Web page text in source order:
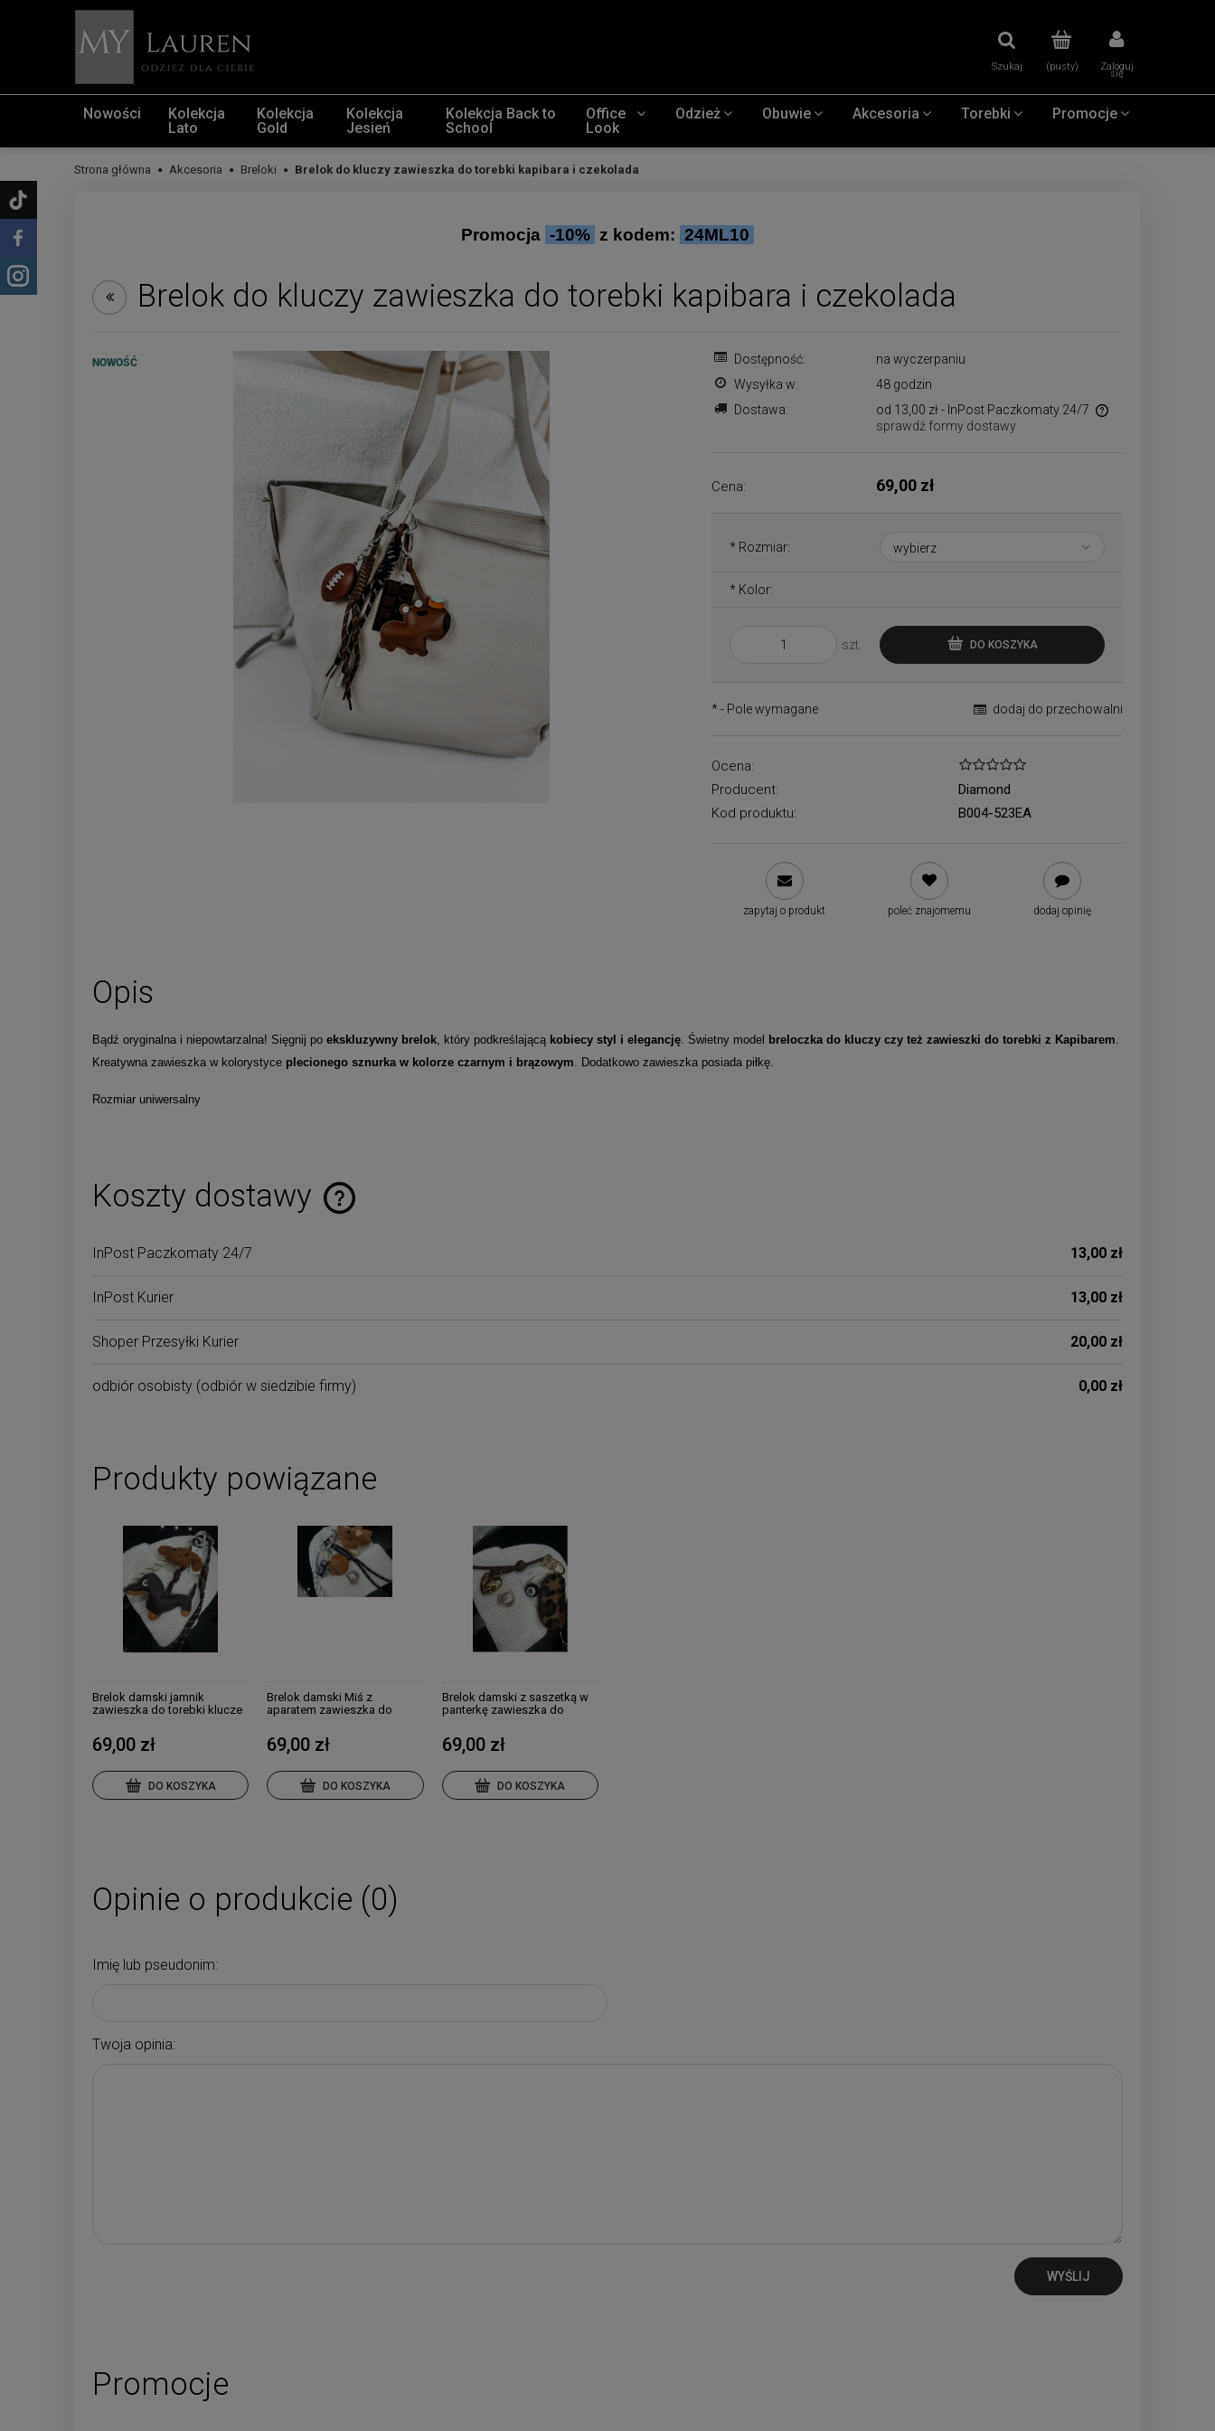
(pusty) Zaloguj
się
Szukaj
Nowości
Kolekcja
Lato
Kolekcja
Gold
Kolekcja
Jesień
Kolekcja Back to
School
Office
Look
Odzież Obuwie Akcesoria Torebki Promocje
Strona główna Akcesoria Breloki Brelok do kluczy zawieszka do torebki kapibara i czekolada
Promocja -10% z kodem: 24ML10
Brelok do kluczy zawieszka do torebki kapibara i czekolada
NOWOŚĆ Dostępność:
na wyczerpaniu
Wysyłka w:
48 godzin
Dostawa:
od 13,00 zł - InPost Paczkomaty 24/7
sprawdź formy dostawy
Cena: 69,00 zł
* Rozmiar:
* Kolor:
szt. DO KOSZYKA
dodaj do przechowalni
* - Pole wymagane
Ocena:
Producent:
Diamond
Kod produktu:
B004-523EA
zapytaj o produkt poleć znajomemu dodaj opinię
Opis
Bądź oryginalna i niepowtarzalna! Sięgnij po ekskluzywny brelok, który podkreślającą kobiecy styl i elegancję. Świetny model breloczka do kluczy czy też zawieszki do torebki z Kapibarem.
Kreatywna zawieszka w kolorystyce plecionego sznurka w kolorze czarnym i brązowym. Dodatkowo zawieszka posiada piłkę.
Rozmiar uniwersalny
Koszty dostawy
InPost Paczkomaty 24/7 13,00 zł
InPost Kurier 13,00 zł
Shoper Przesyłki Kurier 20,00 zł
odbiór osobisty (odbiór w siedzibie firmy) 0,00 zł
Produkty powiązane
Brelok damski jamnik
zawieszka do torebki klucze
69,00 zł
DO KOSZYKA
Brelok damski Miś z
aparatem zawieszka do
69,00 zł
DO KOSZYKA
Brelok damski z saszetką w
panterkę zawieszka do
69,00 zł
DO KOSZYKA
Opinie o produkcie (0)
Imię lub pseudonim:
Twoja opinia:
WYŚLIJ
Promocje